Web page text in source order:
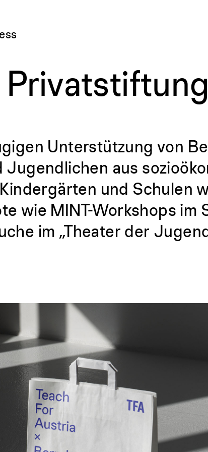
Unterstützung von
Jugendlichen aus
und Schulen
wie MINT-Workshops im
im „Theater der